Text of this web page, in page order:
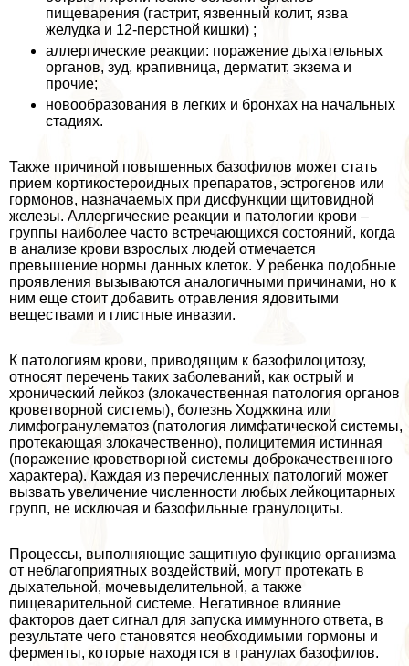
пищеварения (гастрит, язвенный колит, язва
желудка и 12-перстной кишки) ;
аллергические реакции: поражение дыхательных
органов, зуд, крапивница, дерматит, экзема и
прочие;
новообразования в легких и бронхах на начальных
стадиях.
Также причиной повышенных базофилов может стать
прием кортикостероидных препаратов, эстрогенов или
гормонов, назначаемых при дисфункции щитовидной
железы. Аллергические реакции и патологии крови –
группы наиболее часто встречающихся состояний, когда
в анализе крови взрослых людей отмечается
превышение нормы данных клеток. У ребенка подобные
проявления вызываются аналогичными причинами, но к
ним еще стоит добавить отравления ядовитыми
веществами и глистные инвазии.
К патологиям крови, приводящим к базофилоцитозу,
относят перечень таких заболеваний, как острый и
хронический лейкоз (злокачественная патология органов
кроветворной системы), болезнь Ходжкина или
лимфогранулематоз (патология лимфатической системы,
протекающая злокачественно), полицитемия истинная
(поражение кроветворной системы доброкачественного
хаpaктера). Каждая из перечисленных патологий может
вызвать увеличение численности любых лейкоцитарных
групп, не исключая и базофильные гранулоциты.
Процессы, выполняющие защитную функцию организма
от нeблагоприятных воздействий, могут протекать в
дыхательной, мочевыделительной, а также
пищеварительной системе. Негативное влияние
факторов дает сигнал для запуска иммунного ответа, в
результате чего становятся необходимыми гормоны и
ферменты, которые находятся в гранулах базофилов.